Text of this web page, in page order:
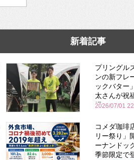
新着記事
プリングル
ンの新フレ
ックバタ
太さんが祝
場
2026/07/01
コメダ珈琲
リー祭り」
ーナンドッ
季節限定で